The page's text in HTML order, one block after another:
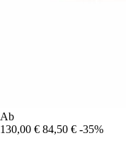
Ab
130,00 € 84,50 € -35%